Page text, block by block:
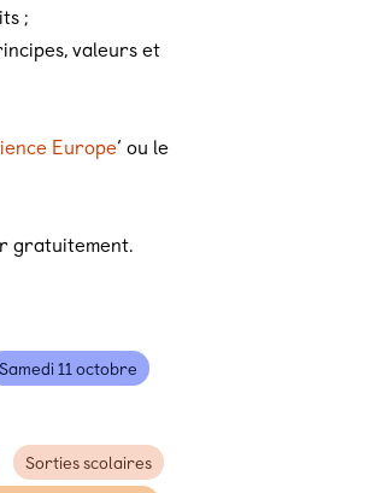
;
valeurs et
Europe’ ou le
gratuitement.
Samedi 11 octobre
Sorties scolaires